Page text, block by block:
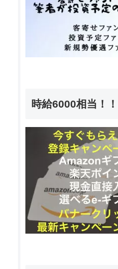
時給6000相当！！